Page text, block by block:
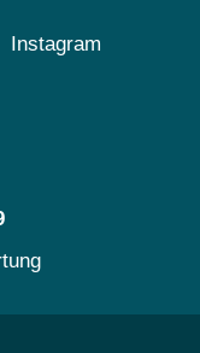
Instagram